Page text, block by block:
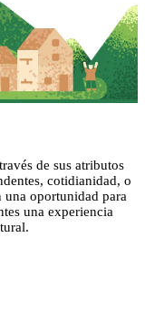
de sus atributos
cotidianidad, o
una oportunidad para
una experiencia